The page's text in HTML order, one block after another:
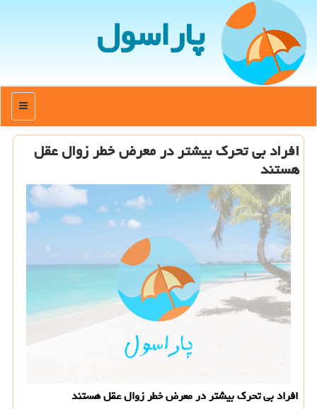
پاراسول
منو
افراد بی تحرک بیشتر در معرض خطر زوال عقل
هستند
افراد بی تحرک بیشتر در معرض خطر زوال عقل هستند